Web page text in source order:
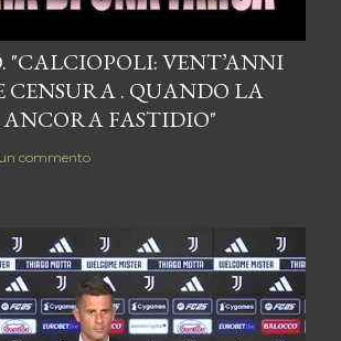
"CALCIOPOLI: VENT’ANNI
CENSURA . QUANDO LA
FASTIDIO"
commento